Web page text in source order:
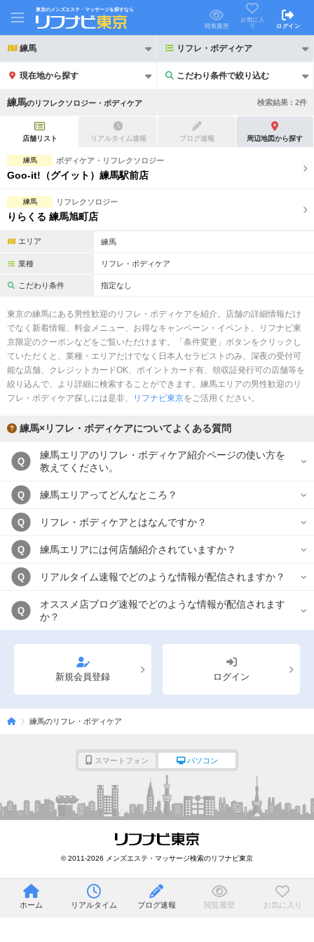
東京のメンズエステ・マッサージを探すなら
閲覧履歴
お気に入
り
ログイン
練馬 リフレ・ボディケア
現在地から探す こだわり条件で絞り込む
こだわり条件で絞り込む
21時以降も受付
初回割引あり
団体割引
キャッシュレス決済OK
2名様歓迎
完全個室 半個室あり
ペアルームあり シャワー室完備
フットバスあり 岩盤浴あり
専用駐車場あり 有資格者在籍
日本人スタッフのみ 女性スタッフのみ
スタッフ指名可 Ｗセラピスト
こだわり条件を変更
閉じる
練馬のリフレクソロジー・ボディケア 検索結果 : 2件
店舗リスト リアルタイム速報 ブログ速報 周辺地図から探す
練馬 ボディケア・リフレクソロジー
Goo-it!（グイット）練馬駅前店
練馬 リフレクソロジー
りらくる 練馬旭町店
エリア 練馬
業種 リフレ・ボディケア
こだわり条件 指定なし
東京の練馬にある男性歓迎のリフレ・ボディケアを紹介。店舗の詳細情報だけ
でなく新着情報、料金メニュー、お得なキャンペーン・イベント、リフナビ東
京限定のクーポンなどをご覧いただけます。「条件変更」ボタンをクリックし
ていただくと、業種・エリアだけでなく日本人セラピストのみ、深夜の受付可
能な店舗、クレジットカードOK、ポイントカード有、領収証発行可の店舗等を
絞り込んで、より詳細に検索することができます。練馬エリアの男性歓迎のリ
フレ・ボディケア探しには是非、
リフナビ東京をご活用ください。
練馬×リフレ・ボディケアについてよくある質問
Q
練馬エリアのリフレ・ボディケア紹介ページの使い方を
教えてください。
Q 練馬エリアってどんなところ？
Q リフレ・ボディケアとはなんですか？
Q 練馬エリアには何店舗紹介されていますか？
Q リアルタイム速報でどのような情報が配信されますか？
Q
オススメ店ブログ速報でどのような情報が配信されます
か？
新規会員登録 ログイン
練馬のリフレ・ボディケア
スマートフォン パソコン
© 2011-2026 メンズエステ・マッサージ検索のリフナビ東京
ホーム リアルタイム ブログ速報 閲覧履歴 お気に入り